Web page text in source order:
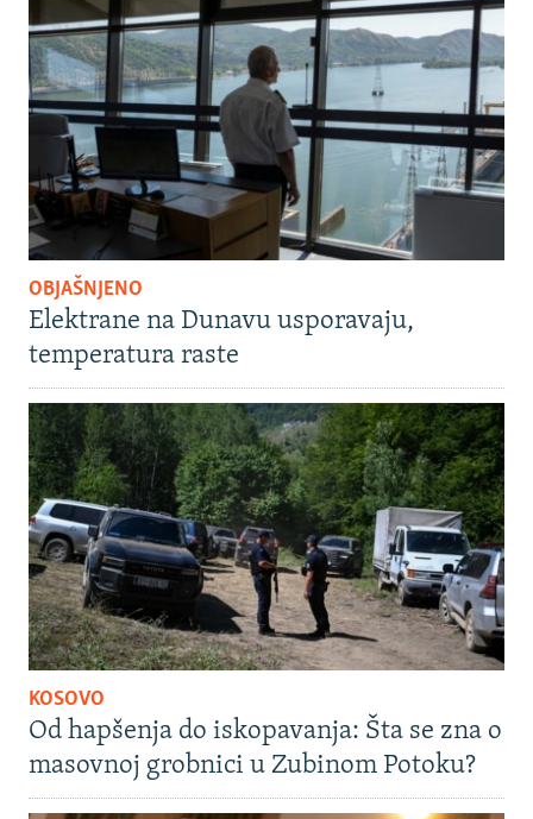
OBJAŠNJENO
Elektrane na Dunavu usporavaju,
temperatura raste
KOSOVO
Od hapšenja do iskopavanja: Šta se zna o
masovnoj grobnici u Zubinom Potoku?